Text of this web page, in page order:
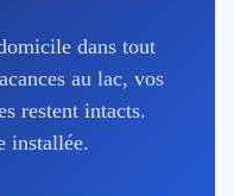
dans tout
au lac, vos
restent intacts.
installée.